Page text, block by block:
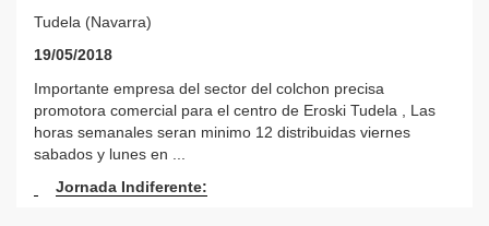
Tudela (Navarra)
19/05/2018
Importante empresa del sector del colchon precisa
promotora comercial para el centro de Eroski Tudela , Las
horas semanales seran minimo 12 distribuidas viernes
sabados y lunes en ...
Jornada Indiferente: